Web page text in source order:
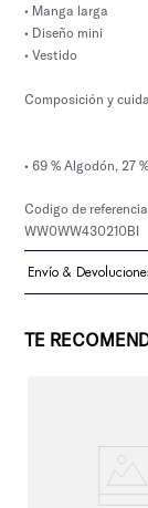
• Manga larga
• Diseño mini
• Vestido
Composición y
• 69 % Algodón, 27
Codigo de
WW0WW430210BI
Envío &
TE